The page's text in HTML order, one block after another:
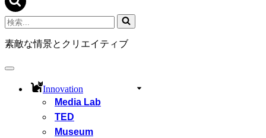
ョ
ン
メ
ニ
ュ
検
索...
素敵な情景とクリエイティブ
ナ
Innovation
Media Lab
TED
Museum